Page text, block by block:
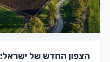
הצפון החדש של